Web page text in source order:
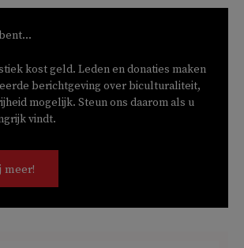
kost geld. Leden en donaties maken
berichtgeving over biculturaliteit,
mogelijk. Steun ons daarom als u
vindt.
meer!